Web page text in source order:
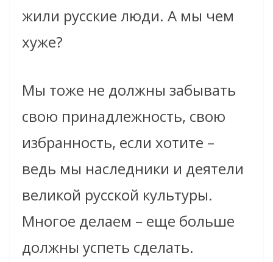
жили русские люди. А мы чем
хуже?
Мы тоже не должны забывать
свою принадлежность, свою
избранность, если хотите –
ведь мы наследники и деятели
великой русской культуры.
Многое делаем – еще больше
должны успеть сделать.